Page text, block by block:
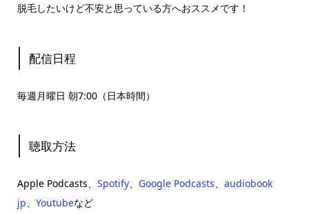
脱毛したいけど不安と思っている方へおススメです！
配信日程
毎週月曜日 朝7:00（日本時間）
聴取方法
Apple Podcasts、 Spotify、 Google Podcasts、 audiobook
jp、 Youtubeなど